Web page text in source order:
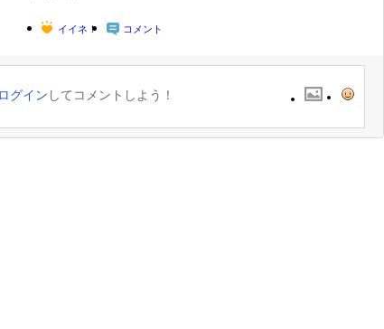
イイネ！ コメント
グイン してコメントしよう！